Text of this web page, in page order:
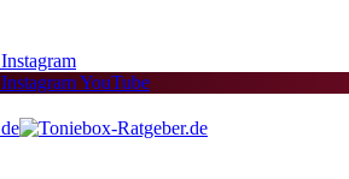
Instagram
InstagramYouTube